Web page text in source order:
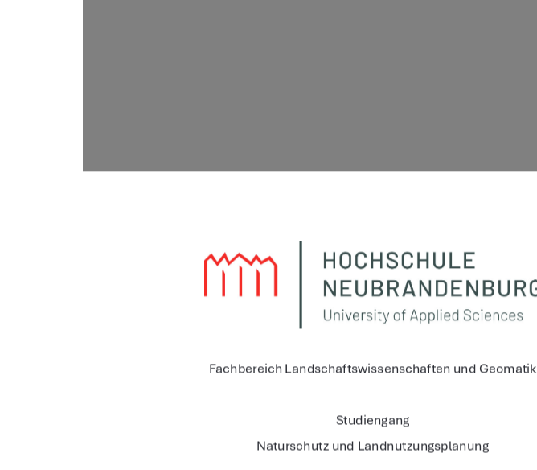
Fachbereich Landschaftswissenschaften und Geomatik
Studiengang
Naturschutz und Landnutzungsplanung